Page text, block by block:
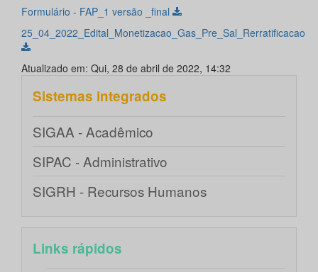
Formulário - FAP_1 versão _final
25_04_2022_Edital_Monetizacao_Gas_Pre_Sal_Rerratificacao
Atualizado em: Qui, 28 de abril de 2022, 14:32
Sistemas integrados
SIGAA - Acadêmico
SIPAC - Administrativo
SIGRH - Recursos Humanos
Links rápidos